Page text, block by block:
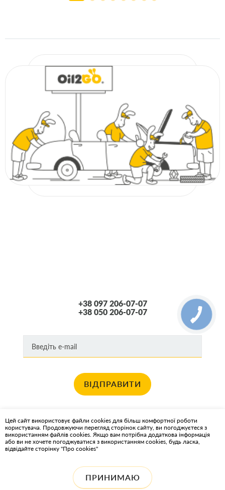
+38 097 206-07-07
+38 050 206-07-07
ВІДПРАВИТИ
КАРТА САЙТА
Цей сайт використовує файли cookies для більш комфортної роботи
користувача. Продовжуючи перегляд сторінок сайту, ви погоджуєтеся з
використанням файлів cookies. Якщо вам потрібна додаткова інформація
або ви не хочете погоджуватися з використанням cookies, будь ласка,
відвідайте сторінку "Про cookies"
ПРИНИМАЮ